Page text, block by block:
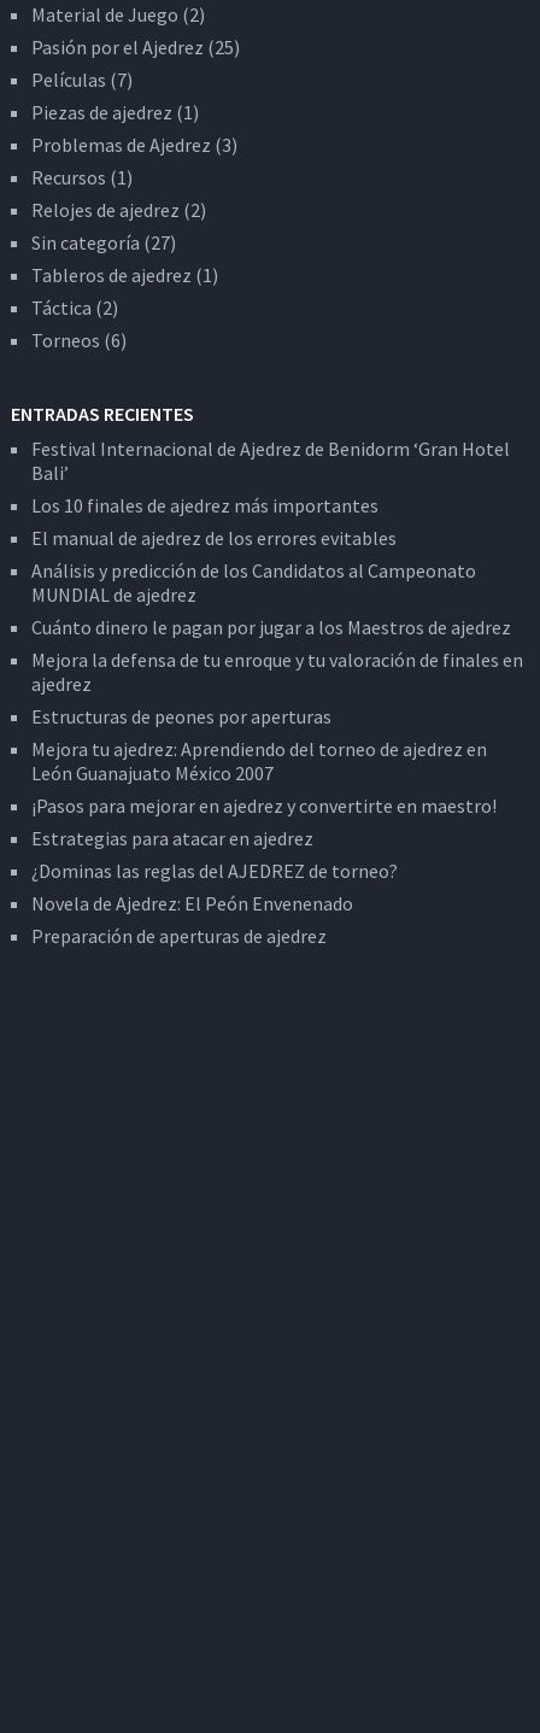
Material de Juego (2)
Pasión por el Ajedrez (25)
Películas (7)
Piezas de ajedrez (1)
Problemas de Ajedrez (3)
Recursos (1)
Relojes de ajedrez (2)
Sin categoría (27)
Tableros de ajedrez (1)
Táctica (2)
Torneos (6)
ENTRADAS RECIENTES
Festival Internacional de Ajedrez de Benidorm ‘Gran Hotel
Bali’
Los 10 finales de ajedrez más importantes
El manual de ajedrez de los errores evitables
Análisis y predicción de los Candidatos al Campeonato
MUNDIAL de ajedrez
Cuánto dinero le pagan por jugar a los Maestros de ajedrez
Mejora la defensa de tu enroque y tu valoración de finales en
ajedrez
Estructuras de peones por aperturas
Mejora tu ajedrez: Aprendiendo del torneo de ajedrez en
León Guanajuato México 2007
¡Pasos para mejorar en ajedrez y convertirte en maestro!
Estrategias para atacar en ajedrez
¿Dominas las reglas del AJEDREZ de torneo?
Novela de Ajedrez: El Peón Envenenado
Preparación de aperturas de ajedrez